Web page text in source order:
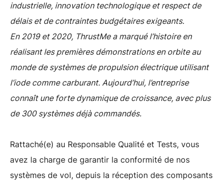
industrielle, innovation technologique et respect de
délais et de contraintes budgétaires exigeants.
En 2019 et 2020, ThrustMe a marqué l’histoire en
réalisant les premières démonstrations en orbite au
monde de systèmes de propulsion électrique utilisant
l’iode comme carburant. Aujourd’hui, l’entreprise
connaît une forte dynamique de croissance, avec plus
de 300 systèmes déjà commandés.
Rattaché(e) au Responsable Qualité et Tests, vous
avez la charge de garantir la conformité de nos
systèmes de vol, depuis la réception des composants